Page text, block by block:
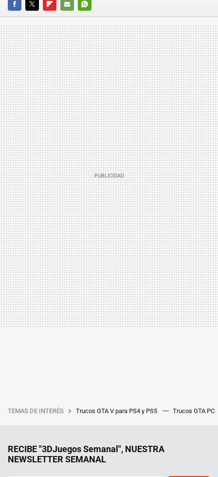
FACEBOOKTWITTERFLIPBOARD
E-
MAIL
WHATSAPP
TEMAS DE INTERÉS Trucos GTA V para PS4 y PS5 Trucos GTA PC
RECIBE "3DJuegos Semanal", NUESTRA
NEWSLETTER SEMANAL